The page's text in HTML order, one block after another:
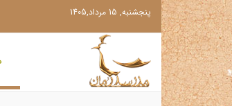
پنجشنبه, 15 مرداد,1405